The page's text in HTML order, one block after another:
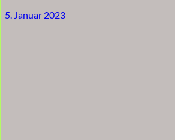
5. Januar 2023